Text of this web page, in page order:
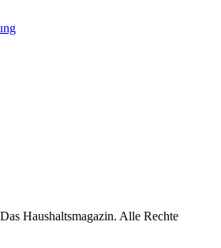
Haushaltsmagazin. Alle Rechte